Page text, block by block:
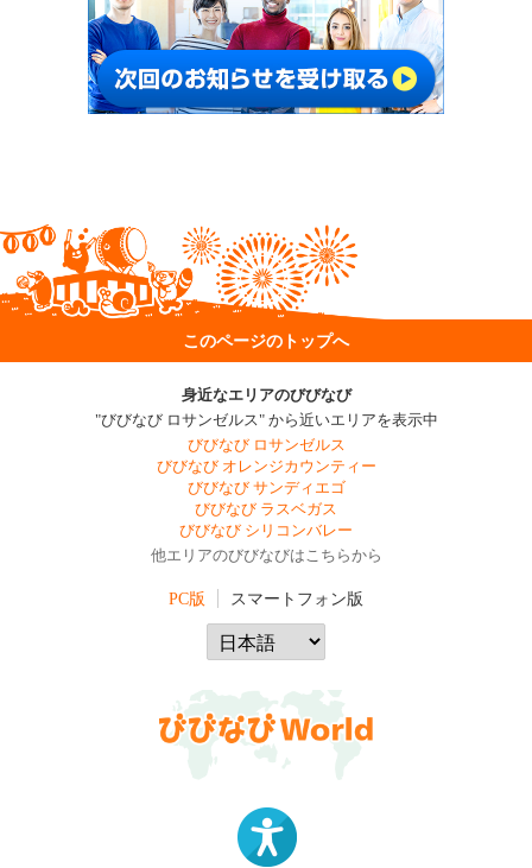
このページのトップへ
身近なエリアのびびなび
"びびなび ロサンゼルス" から近いエリアを表示中
びびなび ロサンゼルス
びびなび オレンジカウンティー
びびなび サンディエゴ
びびなび ラスベガス
びびなび シリコンバレー
他エリアのびびなびはこちらから
PC版 スマートフォン版